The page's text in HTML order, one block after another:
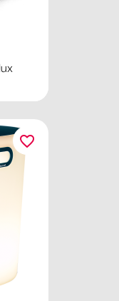
favorite_border